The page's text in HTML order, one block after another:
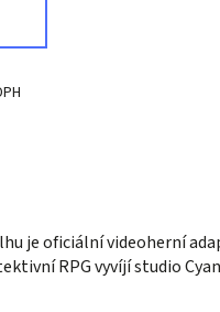
je oficiální videoherní
RPG vyvíjí studio